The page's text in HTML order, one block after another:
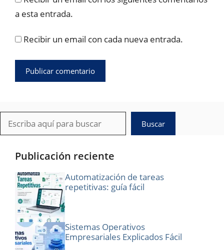
a esta entrada.
Recibir un email con cada nueva entrada.
Buscar
Buscar
Publicación reciente
Automatización de tareas
repetitivas: guía fácil
Sistemas Operativos
Empresariales Explicados Fácil